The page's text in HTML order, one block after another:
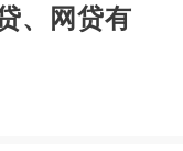
、网贷有